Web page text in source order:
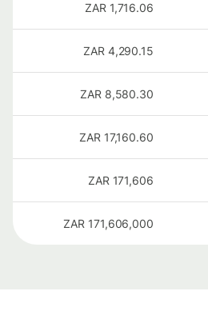
1,716.06
ZAR
4,290.15
ZAR
8,580.30
ZAR
17,160.60
ZAR
171,606
ZAR
171,606,000
ZAR